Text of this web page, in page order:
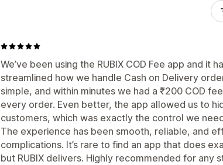
We’ve been using the RUBIX COD Fee app and it
streamlined how we handle Cash on Delivery
simple, and within minutes we had a ₹200 COD
every order. Even better, the app allowed us to
customers, which was exactly the control we
The experience has been smooth, reliable, and
complications. It’s rare to find an app that does
but RUBIX delivers. Highly recommended for any